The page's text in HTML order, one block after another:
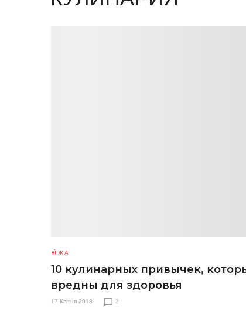
ЇЖА
10 кулинарных привычек,
вредны для здоровья
17 Квітня 2018 2